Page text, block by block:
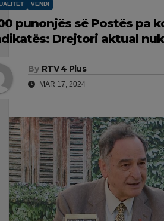
VENDI
punonjës së Postës pa
Drejtori aktual
By RTV 4 Plus
MAR 17, 2024